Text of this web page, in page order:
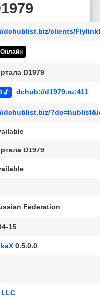
dchublist.biz/clients/
Онлайн
D1979
🔓 dchub://d1979.ru:411
dchublist.biz/
D1979
Federation
15
0.5.0.0
LLC